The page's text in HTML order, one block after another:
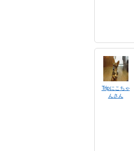
Tripにこちゃ
んさん